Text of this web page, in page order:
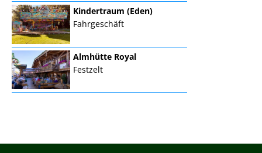
Kindertraum (Eden)
Fahrgeschäft
Almhütte Royal
Festzelt